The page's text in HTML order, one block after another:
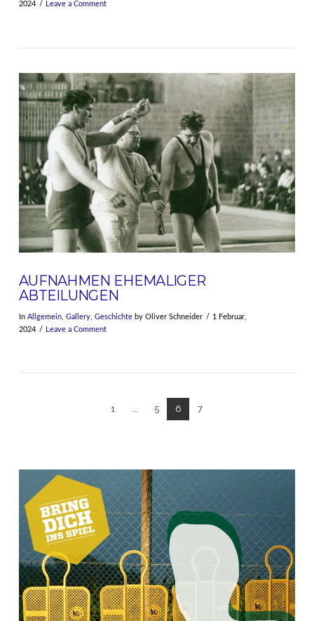
VIEW POST
2024
Leave a Comment
VIEW POST
AUFNAHMEN EHEMALIGER
ABTEILUNGEN
In Allgemein, Gallery, Geschichteby Oliver Schneider
1 Februar,
2024
Leave a Comment
1 ... 5 6 7